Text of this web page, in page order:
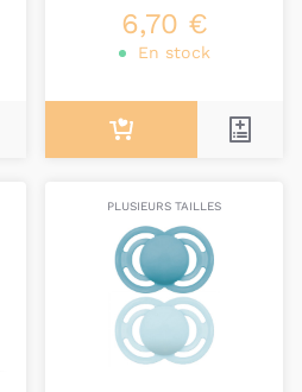
6,70 €
En stock
PLUSIEURS TAILLES